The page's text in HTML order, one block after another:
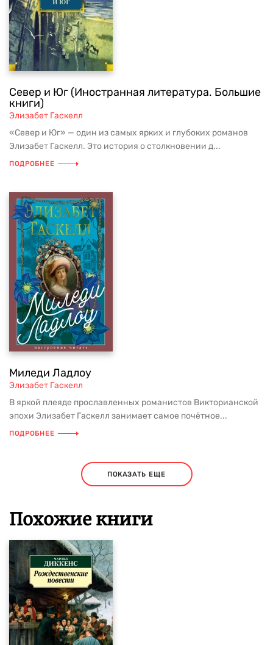
Север и Юг (Иностранная литература. Большие
книги)
Элизабет Гаскелл
«Север и Юг» — один из самых ярких и глубоких романов
Элизабет Гаскелл. Это история о столкновении д...
ПОДРОБНЕЕ
Миледи Ладлоу
Элизабет Гаскелл
В яркой плеяде прославленных романистов Викторианской
эпохи Элизабет Гаскелл занимает самое почётное...
ПОДРОБНЕЕ
ПОКАЗАТЬ ЕЩЕ
Похожие книги